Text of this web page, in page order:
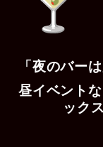
「夜のバー
昼イベント
ック